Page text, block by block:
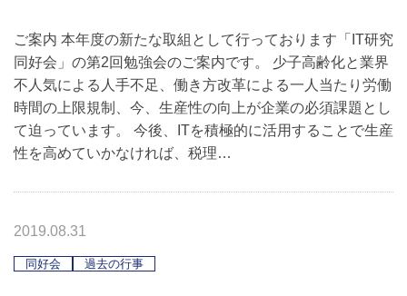
ご案内 本年度の新たな取組として行っております「IT研究
同好会」の第2回勉強会のご案内です。 少子高齢化と業界
不人気による人手不足、働き方改革による一人当たり労働
時間の上限規制、今、生産性の向上が企業の必須課題とし
て迫っています。 今後、ITを積極的に活用することで生産
性を高めていかなければ、税理…
2019.08.31
同好会 過去の行事